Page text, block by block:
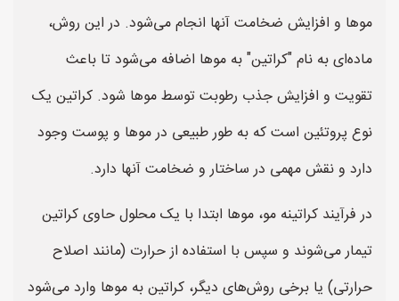
موها و افزایش ضخامت آنها انجام می‌شود. در این روش،
ماده‌ای به نام "کراتین" به موها اضافه می‌شود تا باعث
تقویت و افزایش جذب رطوبت توسط موها شود. کراتین یک
نوع پروتئین است که به طور طبیعی در موها و پوست وجود
دارد و نقش مهمی در ساختار و ضخامت آنها دارد.
در فرآیند کراتینه مو، موها ابتدا با یک محلول حاوی کراتین
تیمار می‌شوند و سپس با استفاده از حرارت (مانند اصلاح
حرارتی) یا برخی روش‌های دیگر، کراتین به موها وارد می‌شود